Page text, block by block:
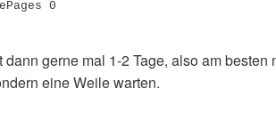
0
gerne mal 1-2 Tage, also am besten
eine Weile warten.